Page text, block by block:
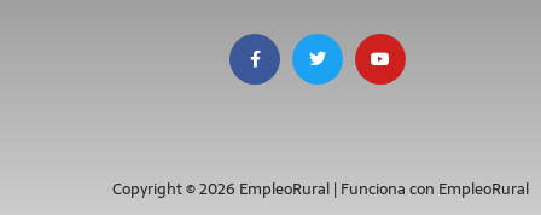
Copyright © 2026 EmpleoRural | Funciona con EmpleoRural